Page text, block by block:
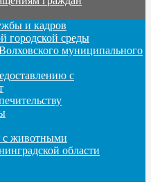
и кадров
городской среды
муниципального
с
с животными
области